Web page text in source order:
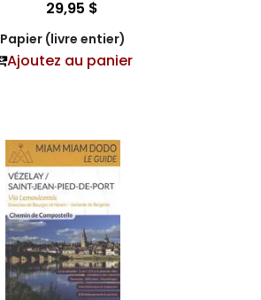
29,95 $
Papier (livre entier)
Ajoutez au panier